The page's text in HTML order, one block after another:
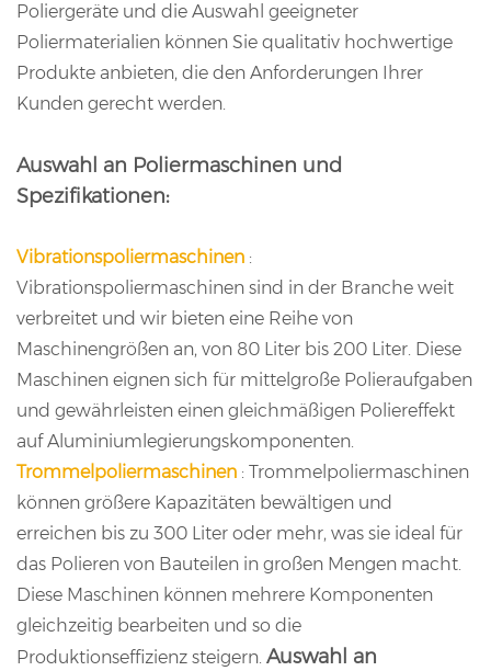
Poliergeräte und die Auswahl geeigneter
Poliermaterialien können Sie qualitativ hochwertige
Produkte anbieten, die den Anforderungen Ihrer
Kunden gerecht werden.
Auswahl an Poliermaschinen und
Spezifikationen:
Vibrationspoliermaschinen :
Vibrationspoliermaschinen sind in der Branche weit
verbreitet und wir bieten eine Reihe von
Maschinengrößen an, von 80 Liter bis 200 Liter. Diese
Maschinen eignen sich für mittelgroße Polieraufgaben
und gewährleisten einen gleichmäßigen Poliereffekt
auf Aluminiumlegierungskomponenten.
Trommelpoliermaschinen : Trommelpoliermaschinen
können größere Kapazitäten bewältigen und
erreichen bis zu 300 Liter oder mehr, was sie ideal für
das Polieren von Bauteilen in großen Mengen macht.
Diese Maschinen können mehrere Komponenten
gleichzeitig bearbeiten und so die
Produktionseffizienz steigern. Auswahl an